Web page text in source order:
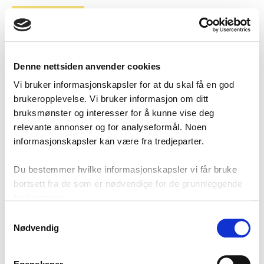
Denne nettsiden anvender cookies
Vi bruker informasjonskapsler for at du skal få en god
brukeropplevelse. Vi bruker informasjon om ditt
bruksmønster og interesser for å kunne vise deg
relevante annonser og for analyseformål. Noen
informasjonskapsler kan være fra tredjeparter.
Du bestemmer hvilke informasjonskapsler vi får bruke
bortsett fra de som er nødvendige for de grunnleggende
Nødvendig
Finn boligen du vil analysere
Søk på adresse
Finn med GNR/BNR